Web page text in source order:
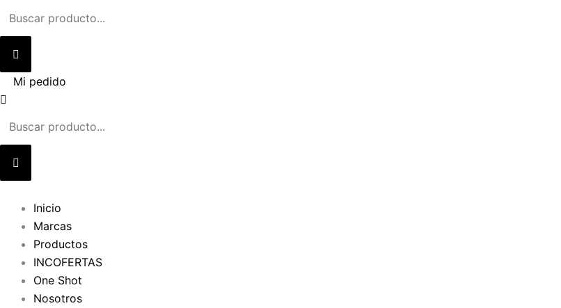
Mi pedido
Inicio
Marcas
Productos
INCOFERTAS
One Shot
Nosotros